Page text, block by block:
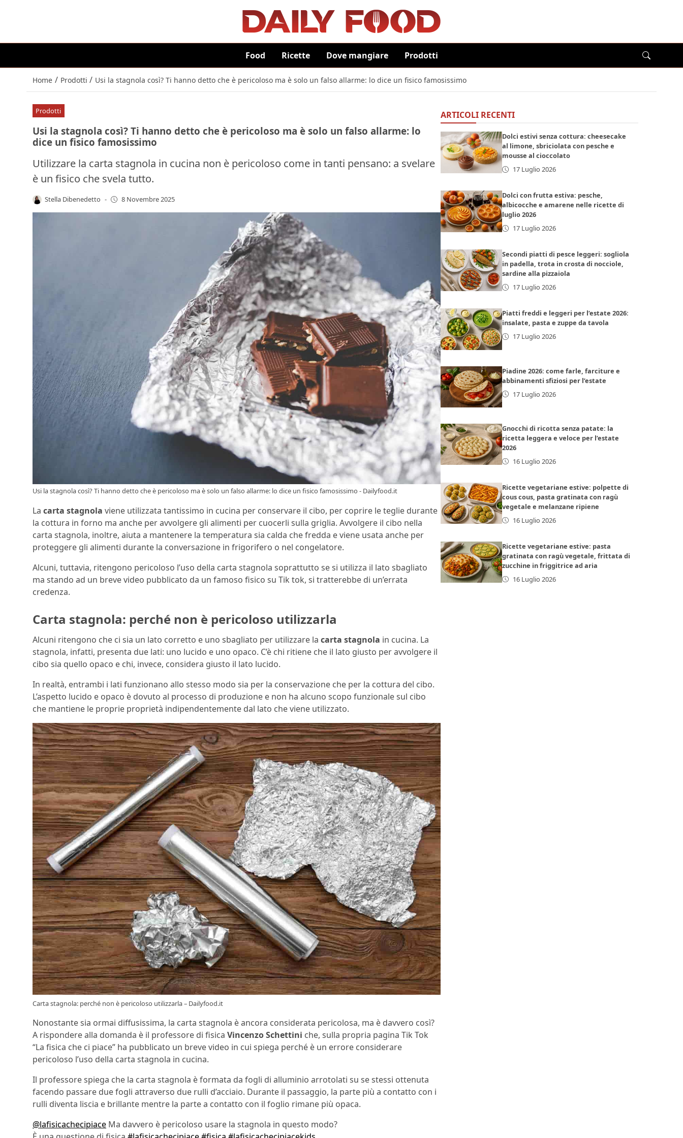
Food Ricette Dove mangiare Prodotti
Home / Prodotti / Usi la stagnola così? Ti hanno detto che è pericoloso ma è solo un falso allarme: lo dice un fisico famosissimo
Prodotti
Usi la stagnola così? Ti hanno detto che è pericoloso ma è solo un falso allarme: lo
dice un fisico famosissimo
Utilizzare la carta stagnola in cucina non è pericoloso come in tanti pensano: a svelare
è un fisico che svela tutto.
Stella Dibenedetto - 8 Novembre 2025
Usi la stagnola così? Ti hanno detto che è pericoloso ma è solo un falso allarme: lo dice un fisico famosissimo - Dailyfood.it
La carta stagnola viene utilizzata tantissimo in cucina per conservare il cibo, per coprire le teglie durante
la cottura in forno ma anche per avvolgere gli alimenti per cuocerli sulla griglia. Avvolgere il cibo nella
carta stagnola, inoltre, aiuta a mantenere la temperatura sia calda che fredda e viene usata anche per
proteggere gli alimenti durante la conversazione in frigorifero o nel congelatore.
Alcuni, tuttavia, ritengono pericoloso l’uso della carta stagnola soprattutto se si utilizza il lato sbagliato
ma stando ad un breve video pubblicato da un famoso fisico su Tik tok, si tratterebbe di un’errata
credenza.
Carta stagnola: perché non è pericoloso utilizzarla
Alcuni ritengono che ci sia un lato corretto e uno sbagliato per utilizzare la carta stagnola in cucina. La
stagnola, infatti, presenta due lati: uno lucido e uno opaco. C’è chi ritiene che il lato giusto per avvolgere il
cibo sia quello opaco e chi, invece, considera giusto il lato lucido.
In realtà, entrambi i lati funzionano allo stesso modo sia per la conservazione che per la cottura del cibo.
L’aspetto lucido e opaco è dovuto al processo di produzione e non ha alcuno scopo funzionale sul cibo
che mantiene le proprie proprietà indipendentemente dal lato che viene utilizzato.
Carta stagnola: perché non è pericoloso utilizzarla – Dailyfood.it
Nonostante sia ormai diffusissima, la carta stagnola è ancora considerata pericolosa, ma è davvero così?
A rispondere alla domanda è il professore di fisica Vincenzo Schettini che, sulla propria pagina Tik Tok
“La fisica che ci piace” ha pubblicato un breve video in cui spiega perché è un errore considerare
pericoloso l’uso della carta stagnola in cucina.
Il professore spiega che la carta stagnola è formata da fogli di alluminio arrotolati su se stessi ottenuta
facendo passare due fogli attraverso due rulli d’acciaio. Durante il passaggio, la parte più a contatto con i
rulli diventa liscia e brillante mentre la parte a contatto con il foglio rimane più opaca.
@lafisicachecipiace Ma davvero è pericoloso usare la stagnola in questo modo?
ARTICOLI RECENTI
Dolci estivi senza cottura: cheesecake
al limone, sbriciolata con pesche e
mousse al cioccolato
17 Luglio 2026
Dolci con frutta estiva: pesche,
albicocche e amarene nelle ricette di
luglio 2026
17 Luglio 2026
Secondi piatti di pesce leggeri: sogliola
in padella, trota in crosta di nocciole,
sardine alla pizzaiola
17 Luglio 2026
Piatti freddi e leggeri per l’estate 2026:
insalate, pasta e zuppe da tavola
17 Luglio 2026
Piadine 2026: come farle, farciture e
abbinamenti sfiziosi per l’estate
17 Luglio 2026
Gnocchi di ricotta senza patate: la
ricetta leggera e veloce per l’estate
2026
16 Luglio 2026
Ricette vegetariane estive: polpette di
cous cous, pasta gratinata con ragù
vegetale e melanzane ripiene
16 Luglio 2026
Ricette vegetariane estive: pasta
gratinata con ragù vegetale, frittata di
zucchine in friggitrice ad aria
16 Luglio 2026